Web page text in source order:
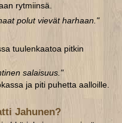
rytmiinsä.
polut vievät harhaan."
tuulenkaatoa pitkin
salaisuus."
ja piti puhetta aalloille.
Jahunen?